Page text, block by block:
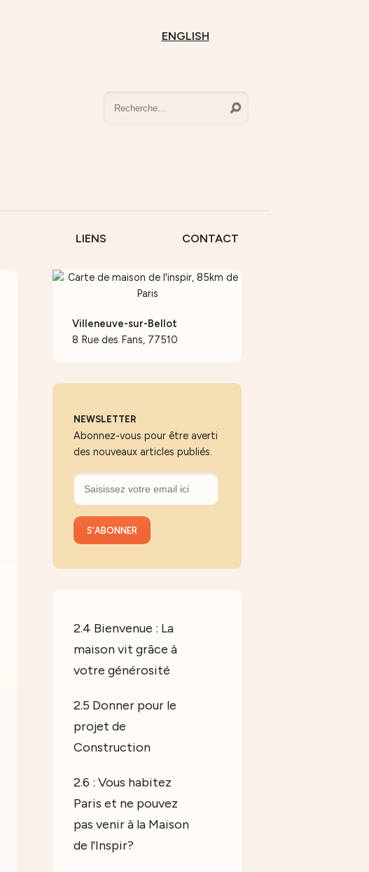
ENGLISH
LIENS CONTACT
Villeneuve-sur-Bellot
8 Rue des Fans, 77510
NEWSLETTER
Abonnez-vous pour être averti
des nouveaux articles publiés.
2.4 Bienvenue : La
maison vit grâce à
votre générosité
2.5 Donner pour le
projet de
Construction
2.6 : Vous habitez
Paris et ne pouvez
pas venir à la Maison
de l'Inspir?